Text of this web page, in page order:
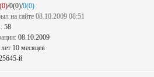
/0(0)/0(0)
на сайте 08.10.2009 08:51
58
08.10.2009
лет 10 месяцев
й